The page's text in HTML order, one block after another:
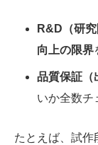
R&D（研究
向上の限界
品質保証（
いか全数チ
たとえば、試作